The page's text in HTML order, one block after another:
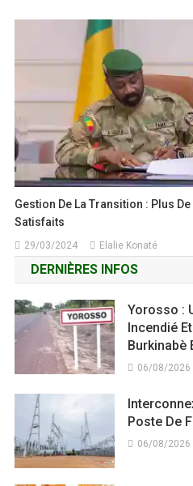
Gestion De La Transition : Plus
Satisfaits
29/03/2024 Elalie Konaté
DERNIÈRES INFOS
Yorosso :
Incendié
Burkinabè
06/08/2026
Poste De
06/08/2026